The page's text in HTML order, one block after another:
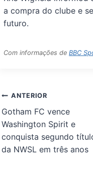
a compra do clube e
futuro.
Com informações deBBC
Navegação
de
Post
ANTERIOR
Gotham FC vence
Washington Spirit e
conquista segundo
da NWSL em três anos